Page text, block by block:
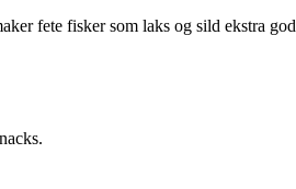
fete fisker som laks og sild ekstra